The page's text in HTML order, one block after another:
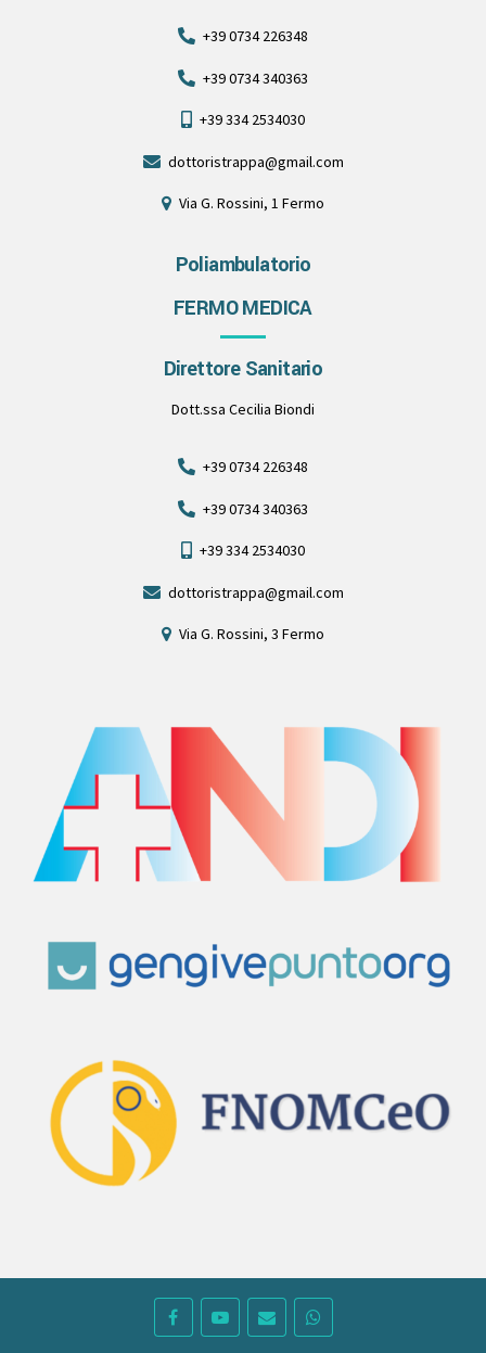
+39 0734 226348
+39 0734 340363
+39 334 2534030
dottoristrappa@gmail.com
Via G. Rossini, 1 Fermo
Poliambulatorio
FERMO MEDICA
Direttore Sanitario
Dott.ssa Cecilia Biondi
+39 0734 226348
+39 0734 340363
+39 334 2534030
dottoristrappa@gmail.com
Via G. Rossini, 3 Fermo